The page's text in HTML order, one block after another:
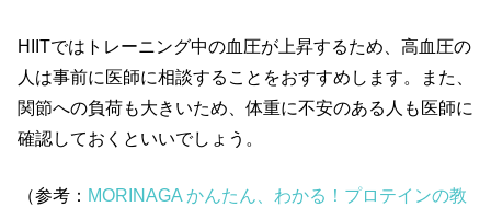
HIITではトレーニング中の血圧が上昇するため、高血圧の
人は事前に医師に相談することをおすすめします。また、
関節への負荷も大きいため、体重に不安のある人も医師に
確認しておくといいでしょう。
（参考： MORINAGA かんたん、わかる！プロテインの教